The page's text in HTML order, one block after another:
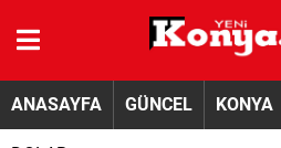
ANASAYFA GÜNCEL KONYA